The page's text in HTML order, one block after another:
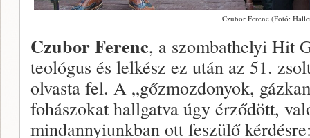
Czubor Ferenc (Fotó:
Czubor Ferenc, a szombathelyi Hit
teológus és lelkész ez után az 51.
olvasta fel. A „gőzmozdonyok,
fohászokat hallgatva úgy érződött,
mindannyiunkban ott feszülő